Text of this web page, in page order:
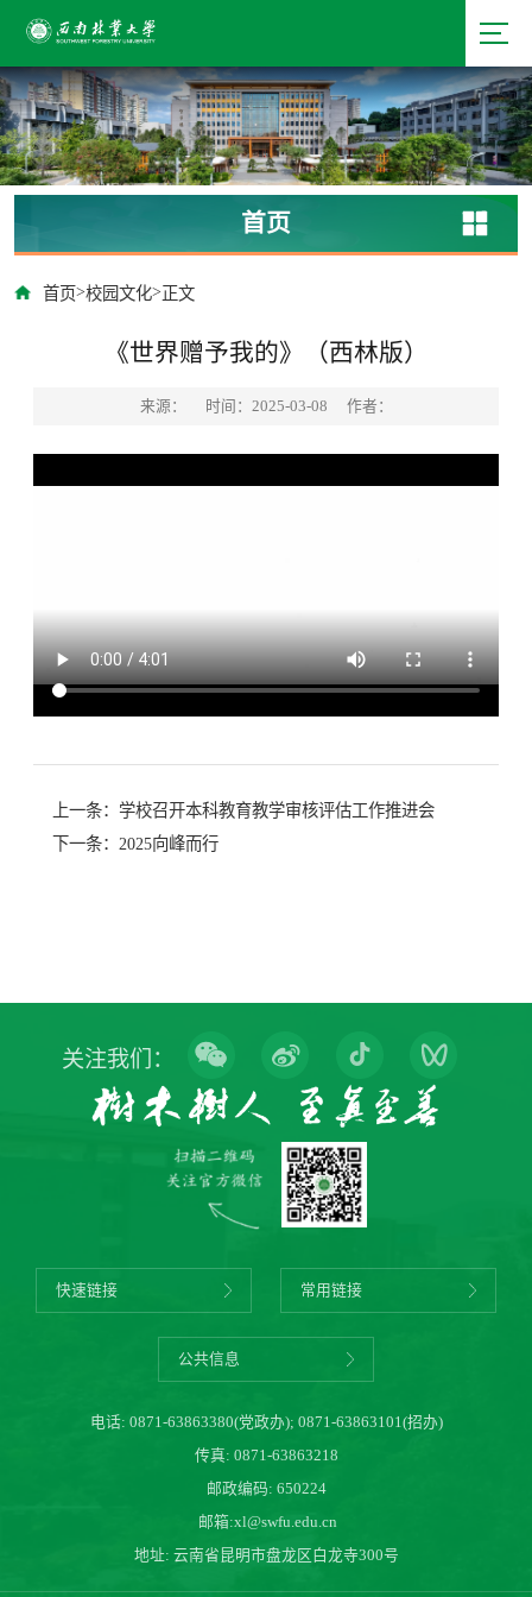
首页
首页>校园文化>正文
《世界赠予我的》（西林版）
来源： 时间：2025-03-08 作者：
上一条： 学校召开本科教育教学审核评估工作推进会
下一条： 2025向峰而行
关注我们：
快速链接 常用链接
公共信息
电话: 0871-63863380(党政办); 0871-63863101(招办)
传真: 0871-63863218
邮政编码: 650224
邮箱:xl@swfu.edu.cn
地址: 云南省昆明市盘龙区白龙寺300号